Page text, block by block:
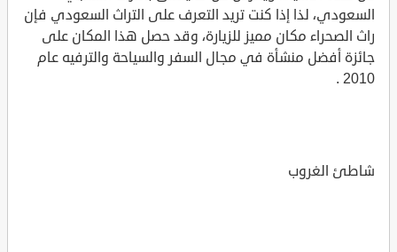
السعودي، لذا إذا كنت تريد التعرف على التراث السعودي فإن
راث الصحراء مكان مميز للزيارة، وقد حصل هذا المكان على
جائزة أفضل منشأة في مجال السفر والسياحة والترفيه عام
2010 .
شاطئ الغروب